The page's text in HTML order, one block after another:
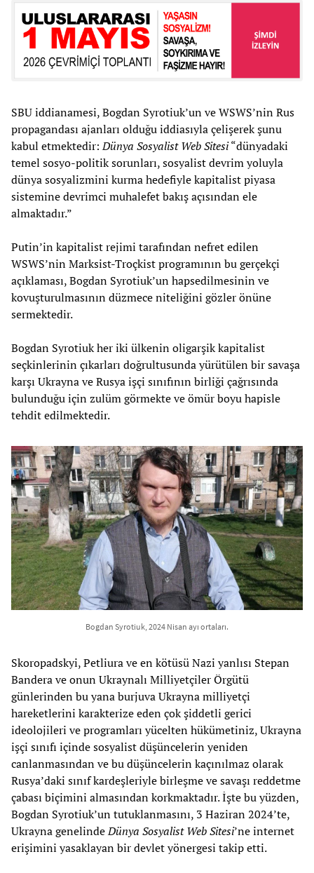
SBU iddianamesi, Bogdan Syrotiuk’un ve WSWS’nin Rus
propagandası ajanları olduğu iddiasıyla çelişerek şunu
kabul etmektedir:Dünya Sosyalist Web Sitesi“dünyadaki
temel sosyo-politik sorunları, sosyalist devrim yoluyla
dünya sosyalizmini kurma hedefiyle kapitalist piyasa
sistemine devrimci muhalefet bakış açısından ele
almaktadır.”
Putin’in kapitalist rejimi tarafından nefret edilen
WSWS’nin Marksist-Troçkist programının bu gerçekçi
açıklaması, Bogdan Syrotiuk’un hapsedilmesinin ve
kovuşturulmasının düzmece niteliğini gözler önüne
sermektedir.
Bogdan Syrotiuk her iki ülkenin oligarşik kapitalist
seçkinlerinin çıkarları doğrultusunda yürütülen bir savaşa
karşı Ukrayna ve Rusya işçi sınıfının birliği çağrısında
bulunduğu için zulüm görmekte ve ömür boyu hapisle
tehdit edilmektedir.
Bogdan Syrotiuk, 2024 Nisan ayı ortaları.
Skoropadskyi, Petliura ve en kötüsü Nazi yanlısı Stepan
Bandera ve onun Ukraynalı Milliyetçiler Örgütü
günlerinden bu yana burjuva Ukrayna milliyetçi
hareketlerini karakterize eden çok şiddetli gerici
ideolojileri ve programları yücelten hükümetiniz, Ukrayna
işçi sınıfı içinde sosyalist düşüncelerin yeniden
canlanmasından ve bu düşüncelerin kaçınılmaz olarak
Rusya’daki sınıf kardeşleriyle birleşme ve savaşı reddetme
çabası biçimini almasından korkmaktadır. İşte bu yüzden,
Bogdan Syrotiuk’un tutuklanmasını, 3 Haziran 2024’te,
Ukrayna genelindeDünya Sosyalist Web Sitesi’ne internet
erişimini yasaklayan bir devlet yönergesi takip etti.